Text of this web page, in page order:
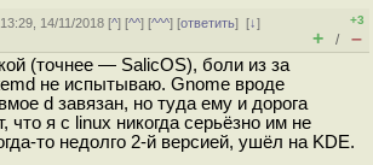
14/11/2018 [^] [^^] [^^^] [ответить][↓]
+3
+ / –
(точнее — SalicOS), боли из за
не испытываю. Gnome вроде
d завязан, но туда ему и дорога
что я с linux никогда серьёзно им не
то недолго 2-й версией, ушёл на KDE.